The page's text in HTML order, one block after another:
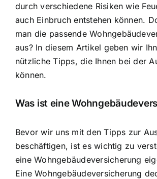
durch verschiedene Risiken wie
auch Einbruch entstehen können.
man die passende
aus? In diesem Artikel geben wir
nützliche Tipps, die Ihnen bei der
können.
Was ist eine
Bevor wir uns mit den Tipps zur
beschäftigen, ist es wichtig zu
eine Wohngebäudeversicherung
Eine Wohngebäudeversicherung